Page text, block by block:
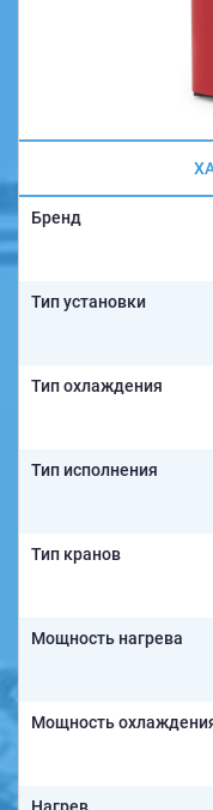
Бренд
Тип установки
Тип охлаждения
Тип исполнения
Тип кранов
Мощность нагрева
Мощность